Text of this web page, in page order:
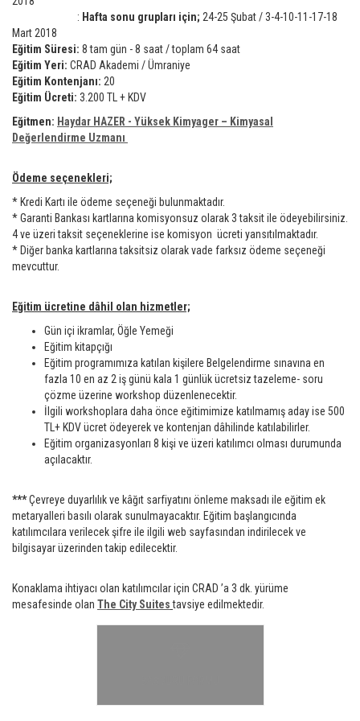
: Hafta sonu grupları için; 24-25 Şubat / 3-4-10-11-17-18
Mart 2018
Eğitim Süresi: 8 tam gün - 8 saat / toplam 64 saat
Eğitim Yeri: CRAD Akademi / Ümraniye
Eğitim Kontenjanı: 20
Eğitim Ücreti: 3.200 TL + KDV
Eğitmen: Haydar HAZER - Yüksek Kimyager – Kimyasal
Değerlendirme Uzmanı
Ödeme seçenekleri;
* Kredi Kartı ile ödeme seçeneği bulunmaktadır.
* Garanti Bankası kartlarına komisyonsuz olarak 3 taksit ile ödeyebilirsiniz.
4 ve üzeri taksit seçeneklerine ise komisyon ücreti yansıtılmaktadır.
* Diğer banka kartlarına taksitsiz olarak vade farksız ödeme seçeneği
mevcuttur.
Eğitim ücretine dâhil olan hizmetler;
Gün içi ikramlar, Öğle Yemeği
Eğitim kitapçığı
Eğitim programımıza katılan kişilere Belgelendirme sınavına en
fazla 10 en az 2 iş günü kala 1 günlük ücretsiz tazeleme- soru
çözme üzerine workshop düzenlenecektir.
İlgili workshoplara daha önce eğitimimize katılmamış aday ise 500
TL+ KDV ücret ödeyerek ve kontenjan dâhilinde katılabilirler.
Eğitim organizasyonları 8 kişi ve üzeri katılımcı olması durumunda
açılacaktır.
***Çevreye duyarlılık ve kâğıt sarfiyatını önleme maksadı ile eğitim ek
metaryalleri basılı olarak sunulmayacaktır. Eğitim başlangıcında
katılımcılara verilecek şifre ile ilgili web sayfasından indirilecek ve
bilgisayar üzerinden takip edilecektir.
Konaklama ihtiyacı olan katılımcılar için CRAD ’a 3 dk. yürüme
mesafesinde olan The City Suites tavsiye edilmektedir.